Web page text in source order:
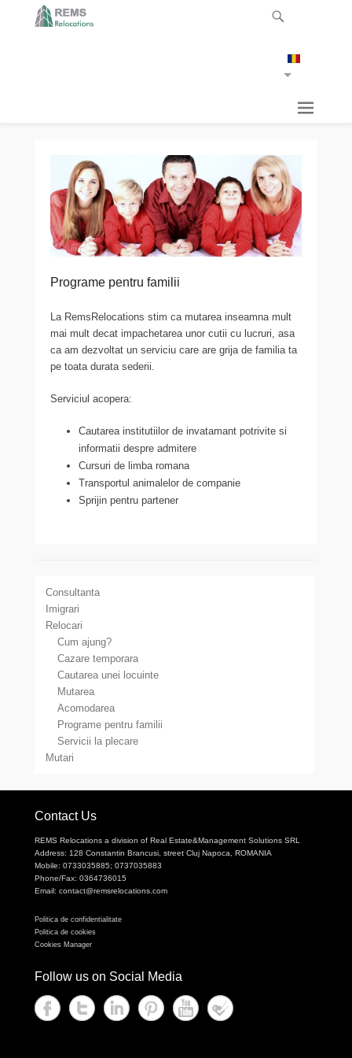
Programe pentru familii
La RemsRelocations stim ca mutarea inseamna mult
mai mult decat impachetarea unor cutii cu lucruri, asa
ca am dezvoltat un serviciu care are grija de familia ta
pe toata durata sederii.
Serviciul acopera:
Cautarea institutiilor de invatamant potrivite si
informatii despre admitere
Cursuri de limba romana
Transportul animalelor de companie
Sprijin pentru partener
Consultanta
Imigrari
Relocari
Cum ajung?
Cazare temporara
Cautarea unei locuinte
Mutarea
Acomodarea
Programe pentru familii
Servicii la plecare
Mutari
Contact Us
REMS Relocations a division of Real Estate&Management Solutions SRL
Address: 128 Constantin Brancusi, street Cluj Napoca, ROMANIA
Mobile: 0733035885; 0737035883
Phone/Fax: 0364736015
Email: contact@remsrelocations.com
Politica de confidentialitate
Politica de cookies
Cookies Manager
Follow us on Social Media